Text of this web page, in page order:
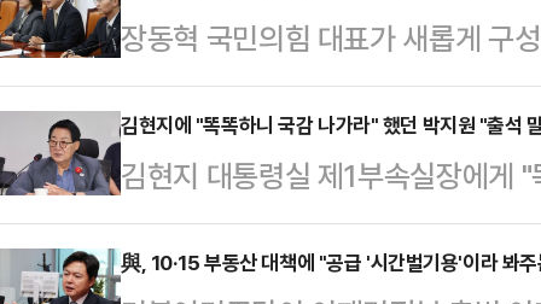
에 정부 책임론 공방은 거세지는
금된 한국인 64명이…
이 대통령이 최대 22명에 달하는
대통령의 노후사법보험기관'으로
당내에선 민주당이 이를 완성하기
하는 것은 물론이고, 사실상 '4심제'
도부가 직접 추진하겠…
장동혁 국민의힘 대표가 새롭게 구
접 맡는다. 내년 지방선거를 앞두고
원에서 힘을 싣는 것으로 해석된다.
최고위원회의가 끝난 후 "이재명
울과 수도권 주택 구입을 어렵게 만
련을 위해 노력하는 중산층·서민의
김현지에 "똑똑하니 국감 나가라" 했던 박지원 "출석
김현지 대통령실 제1부속실장에게
던 박지원 더불어민주당 의원이 돌
아야 한다며 입장을 바꿨다.박지원
與, 10·15 부동산 대책에 "공급 '시간벌기용'이라 봐